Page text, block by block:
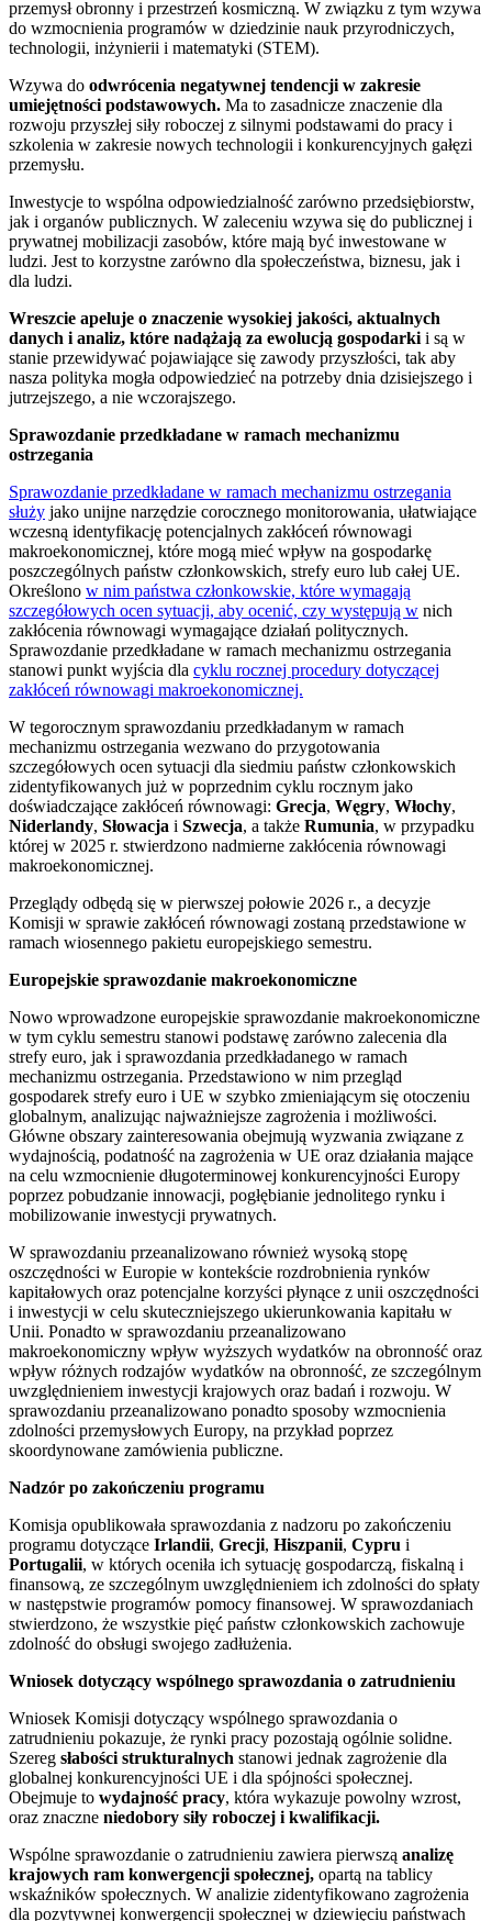
przemysł obronny i przestrzeń kosmiczną. W związku z tym wzywa
do wzmocnienia programów w dziedzinie nauk przyrodniczych,
technologii, inżynierii i matematyki (STEM).
Wzywa do odwrócenia negatywnej tendencji w zakresie
umiejętności podstawowych. Ma to zasadnicze znaczenie dla
rozwoju przyszłej siły roboczej z silnymi podstawami do pracy i
szkolenia w zakresie nowych technologii i konkurencyjnych gałęzi
przemysłu.
Inwestycje to wspólna odpowiedzialność zarówno przedsiębiorstw,
jak i organów publicznych. W zaleceniu wzywa się do publicznej i
prywatnej mobilizacji zasobów, które mają być inwestowane w
ludzi. Jest to korzystne zarówno dla społeczeństwa, biznesu, jak i
dla ludzi.
Wreszcie apeluje o znaczenie wysokiej jakości, aktualnych
danych i analiz, które nadążają za ewolucją gospodarki i są w
stanie przewidywać pojawiające się zawody przyszłości, tak aby
nasza polityka mogła odpowiedzieć na potrzeby dnia dzisiejszego i
jutrzejszego, a nie wczorajszego.
Sprawozdanie przedkładane w ramach mechanizmu
ostrzegania
Sprawozdanie przedkładane w ramach mechanizmu ostrzegania
służy jako unijne narzędzie corocznego monitorowania, ułatwiające
wczesną identyfikację potencjalnych zakłóceń równowagi
makroekonomicznej, które mogą mieć wpływ na gospodarkę
poszczególnych państw członkowskich, strefy euro lub całej UE.
Określono w nim państwa członkowskie, które wymagają
szczegółowych ocen sytuacji, aby ocenić, czy występują w nich
zakłócenia równowagi wymagające działań politycznych.
Sprawozdanie przedkładane w ramach mechanizmu ostrzegania
stanowi punkt wyjścia dla cyklu rocznej procedury dotyczącej
zakłóceń równowagi makroekonomicznej.
W tegorocznym sprawozdaniu przedkładanym w ramach
mechanizmu ostrzegania wezwano do przygotowania
szczegółowych ocen sytuacji dla siedmiu państw członkowskich
zidentyfikowanych już w poprzednim cyklu rocznym jako
doświadczające zakłóceń równowagi: Grecja, Węgry, Włochy,
Niderlandy, Słowacja i Szwecja, a także Rumunia, w przypadku
której w 2025 r. stwierdzono nadmierne zakłócenia równowagi
makroekonomicznej.
Przeglądy odbędą się w pierwszej połowie 2026 r., a decyzje
Komisji w sprawie zakłóceń równowagi zostaną przedstawione w
ramach wiosennego pakietu europejskiego semestru.
Europejskie sprawozdanie makroekonomiczne
Nowo wprowadzone europejskie sprawozdanie makroekonomiczne
w tym cyklu semestru stanowi podstawę zarówno zalecenia dla
strefy euro, jak i sprawozdania przedkładanego w ramach
mechanizmu ostrzegania. Przedstawiono w nim przegląd
gospodarek strefy euro i UE w szybko zmieniającym się otoczeniu
globalnym, analizując najważniejsze zagrożenia i możliwości.
Główne obszary zainteresowania obejmują wyzwania związane z
wydajnością, podatność na zagrożenia w UE oraz działania mające
na celu wzmocnienie długoterminowej konkurencyjności Europy
poprzez pobudzanie innowacji, pogłębianie jednolitego rynku i
mobilizowanie inwestycji prywatnych.
W sprawozdaniu przeanalizowano również wysoką stopę
oszczędności w Europie w kontekście rozdrobnienia rynków
kapitałowych oraz potencjalne korzyści płynące z unii oszczędności
i inwestycji w celu skuteczniejszego ukierunkowania kapitału w
Unii. Ponadto w sprawozdaniu przeanalizowano
makroekonomiczny wpływ wyższych wydatków na obronność oraz
wpływ różnych rodzajów wydatków na obronność, ze szczególnym
uwzględnieniem inwestycji krajowych oraz badań i rozwoju. W
sprawozdaniu przeanalizowano ponadto sposoby wzmocnienia
zdolności przemysłowych Europy, na przykład poprzez
skoordynowane zamówienia publiczne.
Nadzór po zakończeniu programu
Komisja opublikowała sprawozdania z nadzoru po zakończeniu
programu dotyczące Irlandii, Grecji, Hiszpanii, Cypru i
Portugalii, w których oceniła ich sytuację gospodarczą, fiskalną i
finansową, ze szczególnym uwzględnieniem ich zdolności do spłaty
w następstwie programów pomocy finansowej. W sprawozdaniach
stwierdzono, że wszystkie pięć państw członkowskich zachowuje
zdolność do obsługi swojego zadłużenia.
Wniosek dotyczący wspólnego sprawozdania o zatrudnieniu
Wniosek Komisji dotyczący wspólnego sprawozdania o
zatrudnieniu pokazuje, że rynki pracy pozostają ogólnie solidne.
Szereg słabości strukturalnych stanowi jednak zagrożenie dla
globalnej konkurencyjności UE i dla spójności społecznej.
Obejmuje to wydajność pracy, która wykazuje powolny wzrost,
oraz znaczne niedobory siły roboczej i kwalifikacji.
Wspólne sprawozdanie o zatrudnieniu zawiera pierwszą analizę
krajowych ram konwergencji społecznej, opartą na tablicy
wskaźników społecznych. W analizie zidentyfikowano zagrożenia
dla pozytywnej konwergencji społecznej w dziewięciu państwach